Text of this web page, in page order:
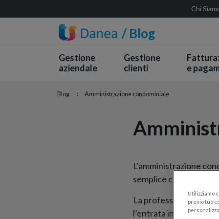
Chi
/ Blog
Gestione
aziendale
Gestione
clienti
e
Blog › Amministrazione condominiale
L’amministrazione
semplice come quella
La professione di
l’entrata in vigore
Utilizziamo
previo tuo